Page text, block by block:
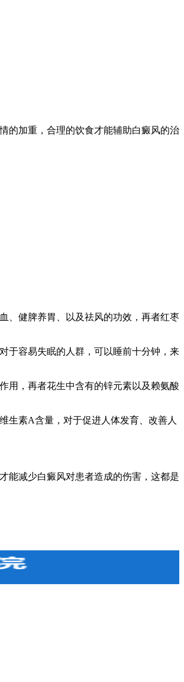
的加重，合理的饮食才能辅助白癜风的治
健脾养胃、以及祛风的功效，再者红枣
于容易失眠的人群，可以睡前十分钟，来
，再者花生中含有的锌元素以及赖氨酸
素A含量，对于促进人体发育、改善人
减少白癜风对患者造成的伤害，这都是